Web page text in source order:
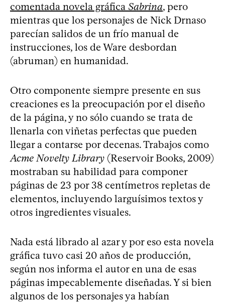
comentada novela gráfica Sabrina, pero
mientras que los personajes de Nick Drnaso
parecían salidos de un frío manual de
instrucciones, los de Ware desbordan
(abruman) en humanidad.
Otro componente siempre presente en sus
creaciones es la preocupación por el diseño
de la página, y no sólo cuando se trata de
llenarla con viñetas perfectas que pueden
llegar a contarse por decenas. Trabajos como
Acme Novelty Library (Reservoir Books, 2009)
mostraban su habilidad para componer
páginas de 23 por 38 centímetros repletas de
elementos, incluyendo larguísimos textos y
otros ingredientes visuales.
Nada está librado al azar y por eso esta novela
gráfica tuvo casi 20 años de producción,
según nos informa el autor en una de esas
páginas impecablemente diseñadas. Y si bien
algunos de los personajes ya habían